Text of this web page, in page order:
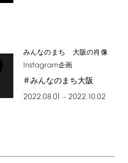
みんなのまち 大阪の肖像
Instagram企画
#みんなのまち大阪
2022.08.01 – 2022.10.02